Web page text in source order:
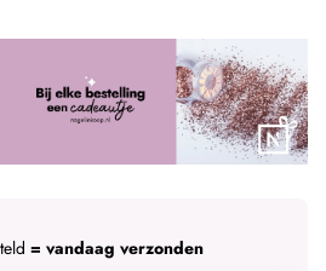
= vandaag verzonden